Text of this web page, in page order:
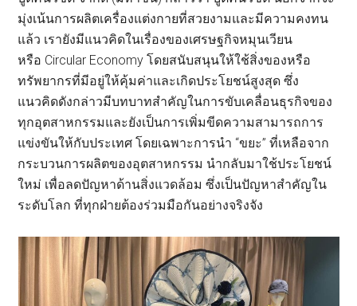
มุ่งเน้นการผลิตเครื่องแต่งกายที่สวยงามและมีความคงทน
แล้ว เรายังมีแนวคิดในเรื่องของเศรษฐกิจหมุนเวียน
หรือ Circular Economy โดยสนับสนุนให้ใช้สิ่งของหรือ
ทรัพยากรที่มีอยู่ให้คุ้มค่าและเกิดประโยชน์สูงสุด ซึ่ง
แนวคิดดังกล่าวมีบทบาทสำคัญในการขับเคลื่อนธุรกิจของ
ทุกอุตสาหกรรมและยังเป็นการเพิ่มขีดความสามารถการ
แข่งขันให้กับประเทศ โดยเฉพาะการนำ “ขยะ” ที่เหลือจาก
กระบวนการผลิตของอุตสาหกรรม นำกลับมาใช้ประโยชน์
ใหม่ เพื่อลดปัญหาด้านสิ่งแวดล้อม ซึ่งเป็นปัญหาสำคัญใน
ระดับโลก ที่ทุกฝ่ายต้องร่วมมือกันอย่างจริงจัง